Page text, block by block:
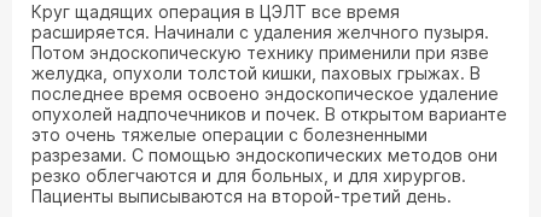
Круг щадящих операция в ЦЭЛТ все время
расширяется. Начинали с удаления желчного пузыря.
Потом эндоскопическую технику применили при язве
желудка, опухоли толстой кишки, паховых грыжах. В
последнее время освоено эндоскопическое удаление
опухолей надпочечников и почек. В открытом варианте
это очень тяжелые операции с болезненными
разрезами. С помощью эндоскопических методов они
резко облегчаются и для больных, и для хирургов.
Пациенты выписываются на второй-третий день.